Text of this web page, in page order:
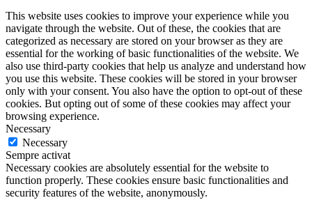
This website uses cookies to improve your experience while you
navigate through the website. Out of these, the cookies that are
categorized as necessary are stored on your browser as they are
essential for the working of basic functionalities of the website. We
also use third-party cookies that help us analyze and understand how
you use this website. These cookies will be stored in your browser
only with your consent. You also have the option to opt-out of these
cookies. But opting out of some of these cookies may affect your
browsing experience.
Necessary
Necessary
Sempre activat
Necessary cookies are absolutely essential for the website to
function properly. These cookies ensure basic functionalities and
security features of the website, anonymously.